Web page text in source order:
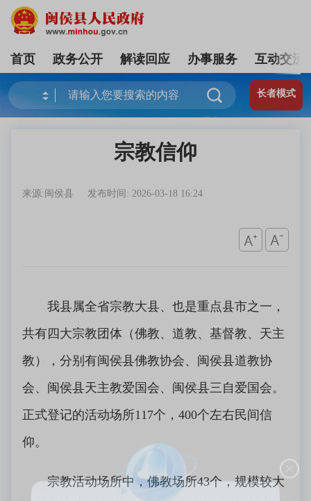
首页 政务公开 解读回应 办事服务 互动交流
长者模式
宗教信仰
来源:闽侯县 发布时间: 2026-03-18 16:24
我县属全省宗教大县、也是重点县市之一，
共有四大宗教团体（佛教、道教、基督教、天主
教），分别有闽侯县佛教协会、闽侯县道教协
会、闽侯县天主教爱国会、闽侯县三自爱国会。
正式登记的活动场所117个，400个左右民间信
仰。
宗教活动场所中，佛教场所43个，规模较大